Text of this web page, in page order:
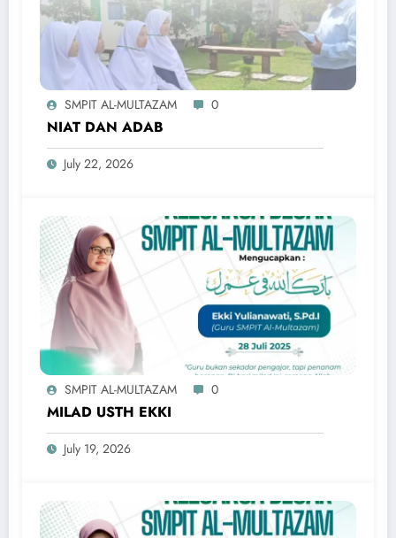
SMPIT AL-MULTAZAM 0
NIAT DAN ADAB
July 22, 2026
SMPIT AL-MULTAZAM 0
MILAD USTH EKKI
July 19, 2026